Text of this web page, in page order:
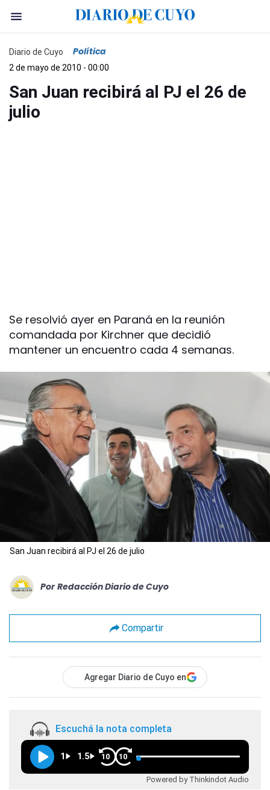
Diario de Cuyo Política
2 de mayo de 2010 - 00:00
San Juan recibirá al PJ el 26 de
julio
Se resolvió ayer en Paraná en la reunión
comandada por Kirchner que decidió
mantener un encuentro cada 4 semanas.
San Juan recibirá al PJ el 26 de julio
Por Redacción Diario de Cuyo
Compartir
Agregar Diario de Cuyo en
Escuchá la nota completa
1 1.5 10 10
Powered by Thinkindot Audio